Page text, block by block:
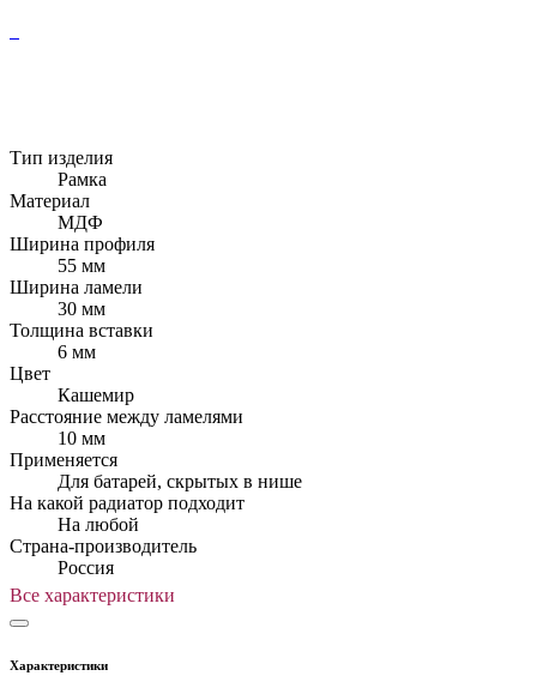
Тип изделия
Рамка
Материал
МДФ
Ширина профиля
55 мм
Ширина ламели
30 мм
Толщина вставки
6 мм
Цвет
Кашемир
Расстояние между ламелями
10 мм
Применяется
Для батарей, скрытых в нише
На какой радиатор подходит
На любой
Страна-производитель
Россия
Все характеристики
Характеристики